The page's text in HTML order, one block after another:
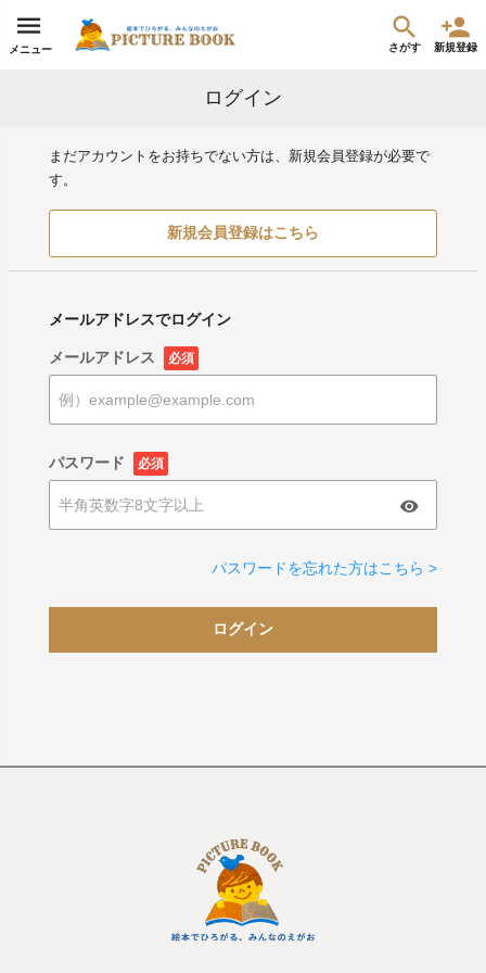
メニュー さがす 新規登録
ログイン
まだアカウントをお持ちでない方は、新規会員登録が必要で
す。
新規会員登録はこちら
メールアドレスでログイン
メールアドレス 必須
パスワード 必須
パスワードを忘れた方はこちら >
ログイン